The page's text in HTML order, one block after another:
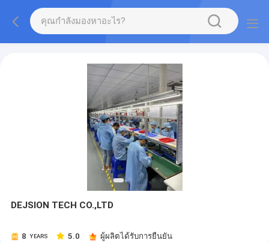
DEJSION TECH CO.,LTD
8 YEARS 5.0 ผู้ผลิตได้รับการยืนยัน